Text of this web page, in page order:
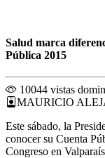
Salud marca
Pública 2015
10044 vistas
MAURICIO
Este sábado, la
conocer su Cuenta
Congreso en